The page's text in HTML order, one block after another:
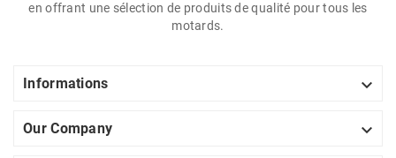
en offrant une sélection de produits de qualité pour tous les
motards.
Informations 
Our Company 